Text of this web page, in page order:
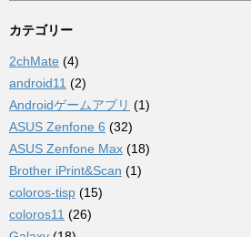
カテゴリー
2chMate (4)
android11 (2)
Androidゲームアプリ (1)
ASUS Zenfone 6 (32)
ASUS Zenfone Max (18)
Brother iPrint&Scan (1)
coloros-tisp (15)
coloros11 (26)